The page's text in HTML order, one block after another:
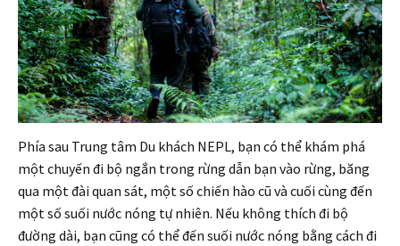
Phía sau Trung tâm Du khách NEPL, bạn có thể khám phá
một chuyến đi bộ ngắn trong rừng dẫn bạn vào rừng, băng
qua một đài quan sát, một số chiến hào cũ và cuối cùng đến
một số suối nước nóng tự nhiên. Nếu không thích đi bộ
đường dài, bạn cũng có thể đến suối nước nóng bằng cách đi